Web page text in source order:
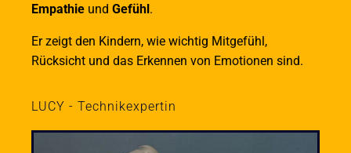
Empathie und Gefühl.
Er zeigt den Kindern, wie wichtig Mitgefühl,
Rücksicht und das Erkennen von Emotionen sind.
LUCY - Technikexpertin